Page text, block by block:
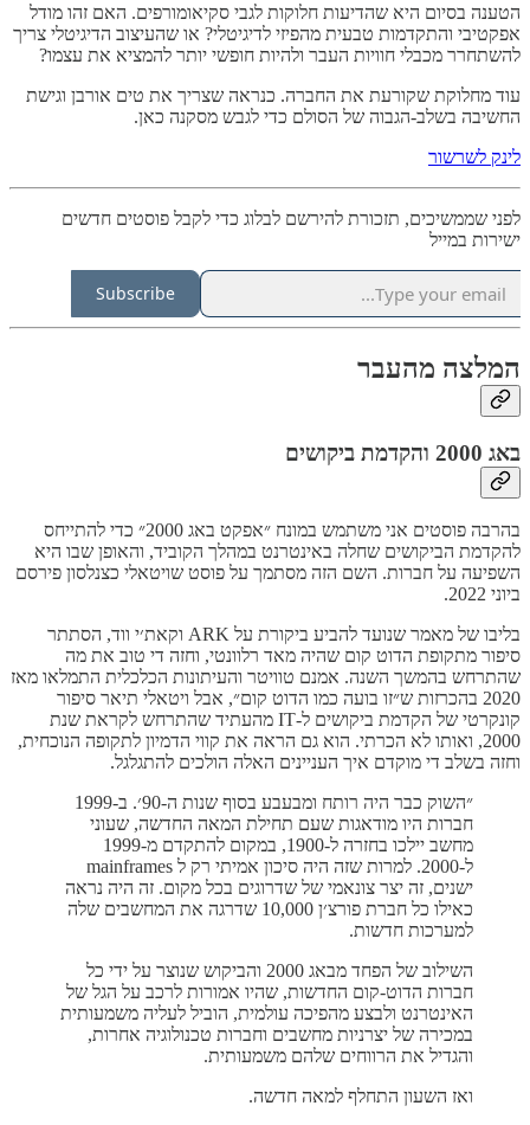
הטענה בסיום היא שהדיעות חלוקות לגבי סקיאומורפים. האם זהו מודל
אפקטיבי והתקדמות טבעית מהפיזי לדיגיטלי? או שהעיצוב הדיגיטלי צריך
להשתחרר מכבלי חוויות העבר ולהיות חופשי יותר להמציא את עצמו?
עוד מחלוקת שקורעת את החברה. כנראה שצריך את טים אורבן וגישת
החשיבה בשלב-הגבוה של הסולם כדי לגבש מסקנה כאן.
לינק לשרשור
לפני שממשיכים, תזכורת להירשם לבלוג כדי לקבל פוסטים חדשים
ישירות במייל
Subscribe
המלצה מהעבר
באג 2000 והקדמת ביקושים
בהרבה פוסטים אני משתמש במונח ״אפקט באג 2000״ כדי להתייחס
להקדמת הביקושים שחלה באינטרנט במהלך הקוביד, והאופן שבו היא
השפיעה על חברות. השם הזה מסתמך על פוסט שויטאלי כצנלסון פירסם
ביוני 2022.
בליבו של מאמר שנועד להביע ביקורת על ARK וקאת׳י ווד, הסתתר
סיפור מתקופת הדוט קום שהיה מאד רלוונטי, וחזה די טוב את מה
שהתרחש בהמשך השנה. אמנם טוויטר והעיתונות הכלכלית התמלאו מאז
2020 בהכרזות ש״זו בועה כמו הדוט קום״, אבל ויטאלי תיאר סיפור
קונקרטי של הקדמת ביקושים ל-IT מהעתיד שהתרחש לקראת שנת
2000, ואותו לא הכרתי. הוא גם הראה את קווי הדמיון לתקופה הנוכחית,
וחזה בשלב די מוקדם איך העניינים האלה הולכים להתגלגל.
״השוק כבר היה רותח ומבעבע בסוף שנות ה-90׳. ב-1999
חברות היו מודאגות שעם תחילת המאה החדשה, שעוני
מחשב יילכו בחזרה ל-1900, במקום להתקדם מ-1999
ל-2000. למרות שזה היה סיכון אמיתי רק ל mainframes
ישנים, זה יצר צונאמי של שדרוגים בכל מקום. זה היה נראה
כאילו כל חברת פורצ׳ן 10,000 שדרגה את המחשבים שלה
למערכות חדשות.
השילוב של הפחד מבאג 2000 והביקוש שנוצר על ידי כל
חברות הדוט-קום החדשות, שהיו אמורות לרכב על הגל של
האינטרנט ולבצע מהפיכה עולמית, הוביל לעליה משמעותית
במכירה של יצרניות מחשבים וחברות טכנולוגיה אחרות,
והגדיל את הרווחים שלהם משמעותית.
ואז השעון התחלף למאה חדשה.